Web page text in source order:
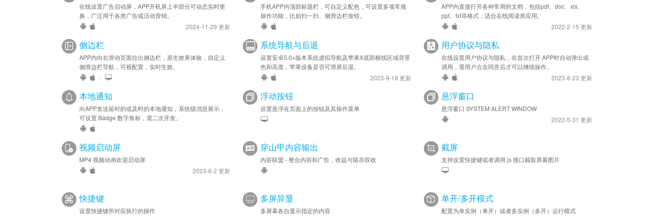
在线设置广告启动屏，APP开机屏上半部分可动态实时更
换，广泛用于各类广告或活动营销。
2024-11-29 更新
手机APP内顶部标题栏，可自定义配色，可设置多项常规
操作功能，比如扫一扫、侧滑边栏按钮。
APP内直接打开各种常用的文档，包括pdf、doc、xls、
ppt、txt等格式，适合在线阅读类应用。
2022-2-15 更新
侧边栏
APP内向右滑动页面拉出侧边栏，原生效果体验，自定义
侧滑边栏导航，可视配置，实时生效。
|
系统导航与后退
设置安卓5.0+版本系统虚拟导航及苹果X底部横线区域背景
色和高度，苹果设备是否可滑屏后退。
2023-9-18 更新
用户协议与隐私
在线设置用户协议与隐私，在首次打开 APP时自动弹出或
调用，需用户点击同意后才可以继续操作。
2023-8-23 更新
本地通知
向APP发送延时的或及时的本地通知，系统级消息展示，
可设置 Badge 数字角标，需二次开发。
浮动按钮
设置悬浮在页面上的按钮及其操作菜单
悬浮窗口
悬浮窗口 SYSTEM ALERT WINDOW
2022-5-31 更新
视频启动屏
MP4 视频动画欢迎启动屏
2023-6-2 更新
穿山甲内容输出
内容联盟 - 整合内容和广告，收益与留存双收
截屏
支持设置快捷键或者调用 js 接口截取屏幕图片
快捷键
设置快捷键所对应执行的操作
多屏异显
多屏幕各自显示指定的内容
单开/多开模式
配置为单实例（单开）或者多实例（多开）运行模式